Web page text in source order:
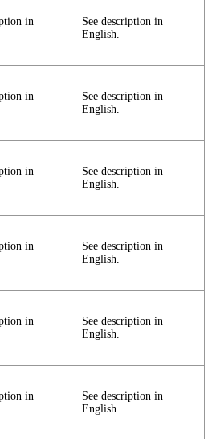
in
See description in
English.
in
See description in
English.
in
See description in
English.
in
See description in
English.
in
See description in
English.
in
See description in
English.